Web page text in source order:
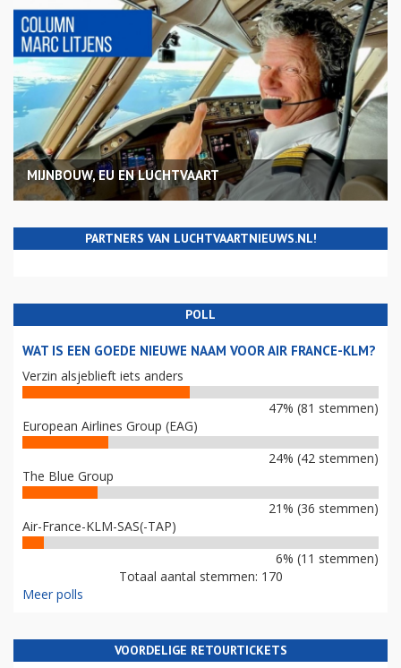
MIJNBOUW, EU EN LUCHTVAART
PARTNERS VAN LUCHTVAARTNIEUWS.NL!
POLL
WAT IS EEN GOEDE NIEUWE NAAM VOOR AIR FRANCE-KLM?
Verzin alsjeblieft iets anders
47% (81 stemmen)
European Airlines Group (EAG)
24% (42 stemmen)
The Blue Group
21% (36 stemmen)
Air-France-KLM-SAS(-TAP)
6% (11 stemmen)
Totaal aantal stemmen: 170
Meer polls
VOORDELIGE RETOURTICKETS